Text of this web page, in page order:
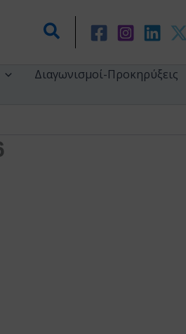
Αναζήτηση
Διαγωνισμοί-Προκηρύξεις